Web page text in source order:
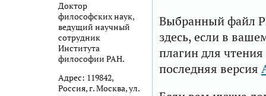
Доктор
философских наук,
ведущий научный
сотрудник
Института
философии РАН.
Адрес: 119842,
Россия, г. Москва, ул.
Выбранный файл
здесь, если в
плагин для
последняя версия